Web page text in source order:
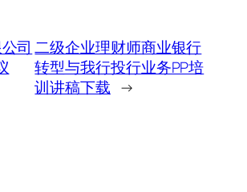
司 二级企业理财师商业银行
转型与我行投行业务PP培
训讲稿下载 →